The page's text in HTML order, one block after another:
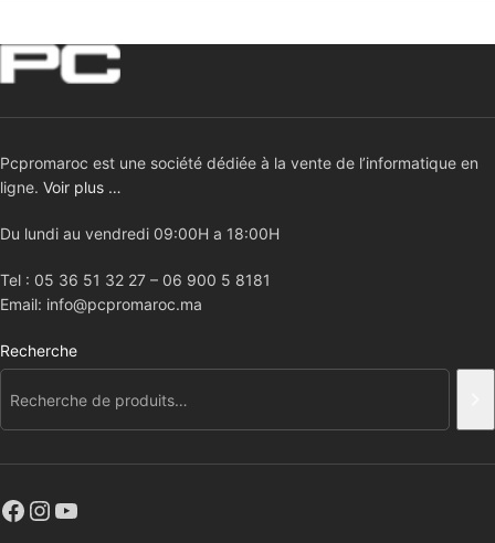
Pcpromaroc est une société dédiée à la vente de l’informatique en
ligne. Voir plus …
Du lundi au vendredi 09:00H a 18:00H
Tel : 05 36 51 32 27 – 06 900 5 8181
Email: info@pcpromaroc.ma
Recherche